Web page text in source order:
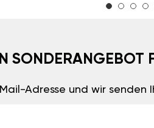
SONDERANGEBOT
Adresse und wir senden